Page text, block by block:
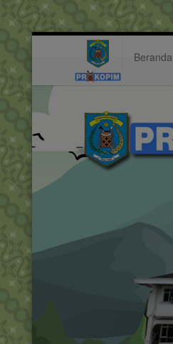
Beranda
Berita: